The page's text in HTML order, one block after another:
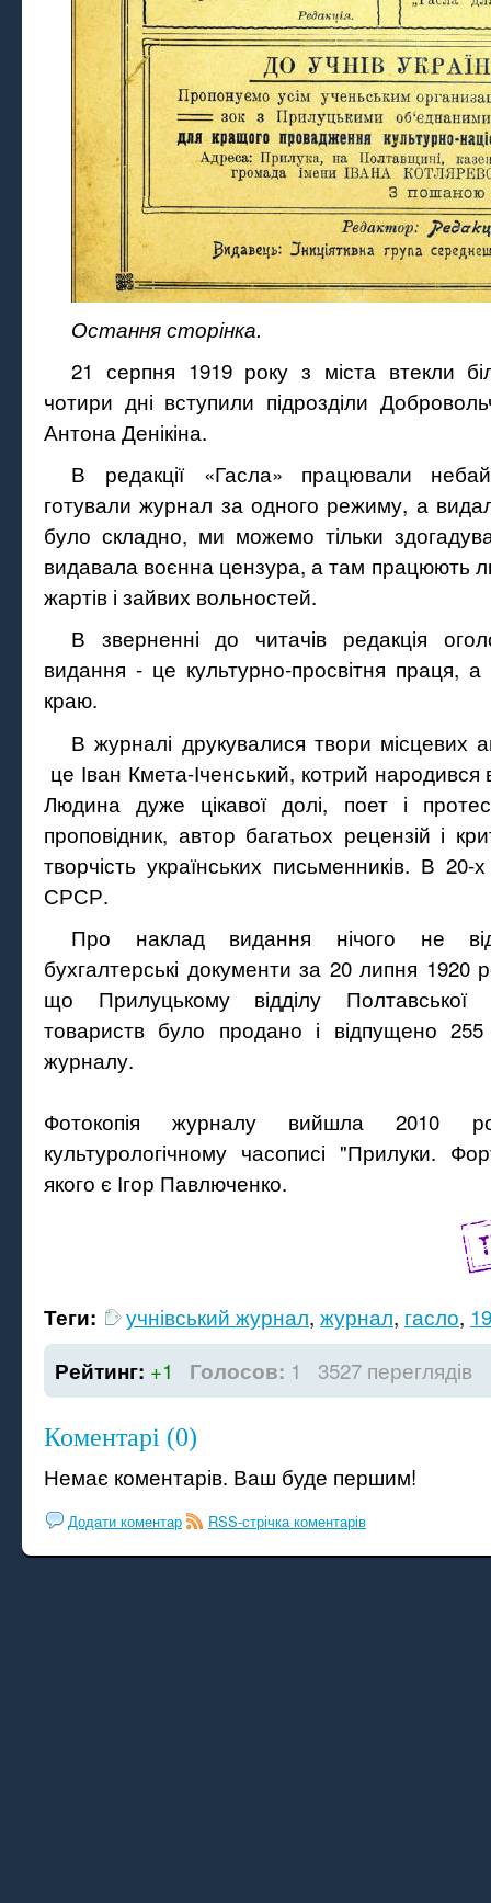
Остання сторінка.
21 серпня 1919 року з міста втекли
чотири дні вступили підрозділи
Антона Денікіна.
В редакції «Гасла» працювали
готували журнал за одного режиму, а
було складно, ми можемо тільки
видавала воєнна цензура, а там працюють
жартів і зайвих вольностей.
В зверненні до читачів редакція
видання - це культурно-просвітня праця, а
краю.
В журналі друкувалися твори місцевих
це Іван Кмета-Іченський, котрий народився
Людина дуже цікавої долі, поет і
проповідник, автор багатьох рецензій і
творчість українських письменників. В 20-
СРСР.
Про наклад видання нічого не
бухгалтерські документи за 20 липня 1920
що Прилуцькому відділу Полтавської
товариств було продано і відпущено 255
журналу.
Фотокопія журналу вийшла 2010
культурологічному часописі "Прилуки.
якого є Ігор Павлюченко.
Теги: учнівський журнал, журнал, гасло,
Рейтинг: +1 Голосов: 1 3527 переглядів
Коментарі (0)
Немає коментарів. Ваш буде першим!
Додати коментар RSS-стрічка коментарів